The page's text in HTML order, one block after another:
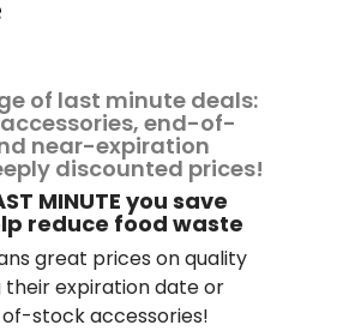
of last minute deals:
end-of-
near-expiration
discounted prices!
MINUTE you save
reduce food waste
great prices on quality
expiration date or
stock accessories!